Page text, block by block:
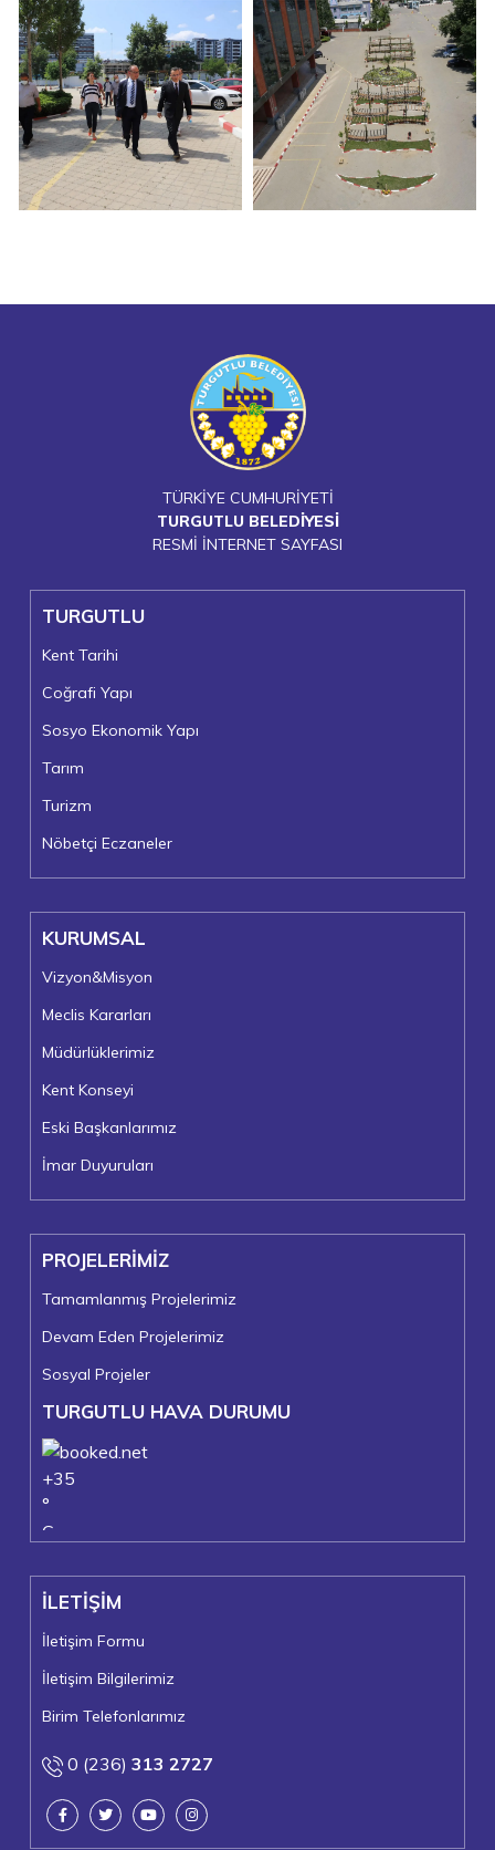
TÜRKİYE CUMHURİYETİ
TURGUTLU BELEDİYESİ
RESMİ İNTERNET SAYFASI
TURGUTLU
Kent Tarihi
Coğrafi Yapı
Sosyo Ekonomik Yapı
Tarım
Turizm
Nöbetçi Eczaneler
KURUMSAL
Vizyon&Misyon
Meclis Kararları
Müdürlüklerimiz
Kent Konseyi
Eski Başkanlarımız
İmar Duyuruları
PROJELERİMİZ
Tamamlanmış Projelerimiz
Devam Eden Projelerimiz
Sosyal Projeler
TURGUTLU HAVA DURUMU
+35
°
C
Turgutlu
Perşembe, 06
İLETİŞİM
İletişim Formu
İletişim Bilgilerimiz
Birim Telefonlarımız
0 (236) 313 2727